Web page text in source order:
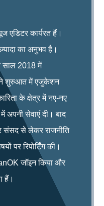
एडिटर कार्यरत हैं।
का अनुभव है।
साल 2018 में
शुरुआत में एजुकेशन
के क्षेत्र में नए-नए
अपनी सेवाएं दी। बाद
संसद से लेकर राजनीति
पर रिपोर्टिंग की।
जॉइन किया और
हैं।